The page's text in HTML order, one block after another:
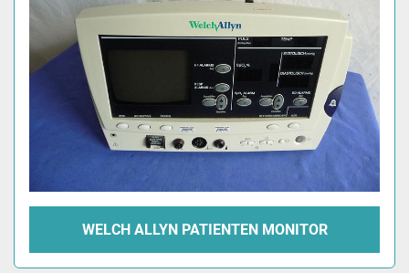
WELCH ALLYN PATIENTEN MONITOR